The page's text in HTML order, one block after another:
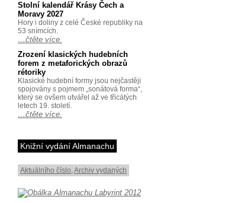
Stolní kalendář Krásy Čech a
Moravy 2027
Hory i doliny z celé České republiky na
53 snímcích.
…čtěte více.
Zrození klasických hudebních
forem z metaforických obrazů
rétoriky
Klasické hudební formy jsou nejčastěji
spojovány s pojmem „sonátová forma“,
který se ovšem utvářel až ve třicátých
letech 19. století.
…čtěte více.
Knižní vydání Almanachu
Aktuálního číslo,Archiv vydaných